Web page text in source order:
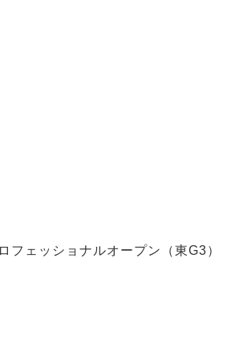
フェッショナルオープン（東G3）